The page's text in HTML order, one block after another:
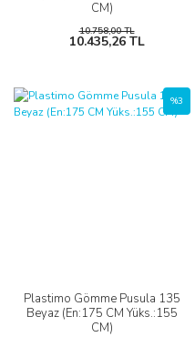
CM)
10.758,00 TL
10.435,26 TL
Plastimo Gömme Pusula 135
Beyaz (En:175 CM Yüks.:155
CM)
%3